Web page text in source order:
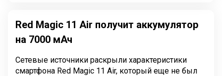
Red Magic 11 Air получит аккумулятор
на 7000 мАч
Сетевые источники раскрыли характеристики
смартфона Red Magic 11 Air, который еще не был